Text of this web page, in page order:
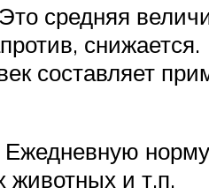
средняя
снижается.
составляет
животных и т.п.